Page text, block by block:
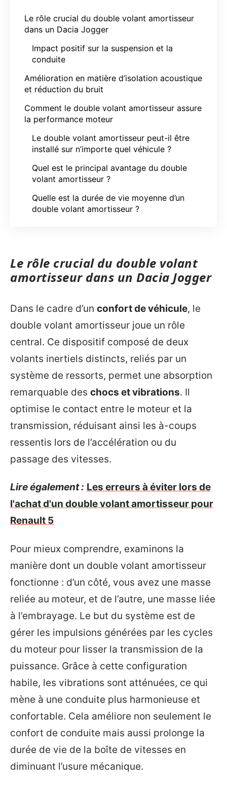
Le rôle crucial du double volant amortisseur
dans un Dacia Jogger
Impact positif sur la suspension et la
conduite
Amélioration en matière d’isolation acoustique
et réduction du bruit
Comment le double volant amortisseur assure
la performance moteur
Le double volant amortisseur peut-il être
installé sur n’importe quel véhicule ?
Quel est le principal avantage du double
volant amortisseur ?
Quelle est la durée de vie moyenne d’un
double volant amortisseur ?
Le rôle crucial du double volant
amortisseur dans un Dacia Jogger
Dans le cadre d’un confort de véhicule, le
double volant amortisseur joue un rôle
central. Ce dispositif composé de deux
volants inertiels distincts, reliés par un
système de ressorts, permet une absorption
remarquable des chocs et vibrations. Il
optimise le contact entre le moteur et la
transmission, réduisant ainsi les à-coups
ressentis lors de l’accélération ou du
passage des vitesses.
Lire également : Les erreurs à éviter lors de
l'achat d'un double volant amortisseur pour
Renault 5
Pour mieux comprendre, examinons la
manière dont un double volant amortisseur
fonctionne : d’un côté, vous avez une masse
reliée au moteur, et de l’autre, une masse liée
à l’embrayage. Le but du système est de
gérer les impulsions générées par les cycles
du moteur pour lisser la transmission de la
puissance. Grâce à cette configuration
habile, les vibrations sont atténuées, ce qui
mène à une conduite plus harmonieuse et
confortable. Cela améliore non seulement le
confort de conduite mais aussi prolonge la
durée de vie de la boîte de vitesses en
diminuant l’usure mécanique.